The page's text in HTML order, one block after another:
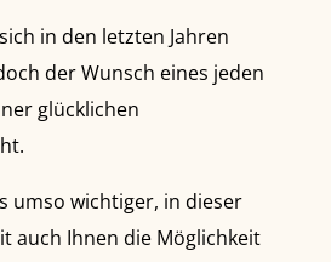
in den letzten Jahren
der Wunsch eines jeden
glücklichen
umso wichtiger, in dieser
auch Ihnen die Möglichkeit